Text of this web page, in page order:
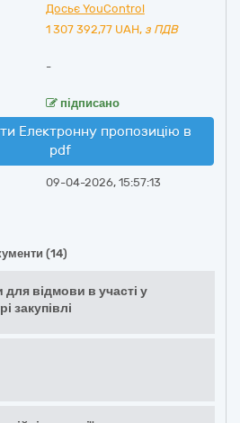
Досьє YouControl
1 307 392,77 UAH, з ПДВ
-
підписано
Електронну пропозицію в
pdf
09-04-2026, 15:57:13
(14)
для відмови в участі у
закупівлі